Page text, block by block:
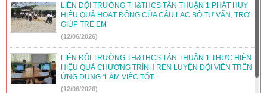
LIÊN ĐỘI TRƯỜNG TH&THCS TÂN THUẬN 1 PHÁT HUY
HIỆU QUẢ HOẠT ĐỘNG CỦA CÂU LẠC BỘ TƯ VẤN, TRỢ
GIÚP TRẺ EM
(12/06/2026)
LIÊN ĐỘI TRƯỜNG TH&THCS TÂN THUẬN 1 THỰC HIỆN
HIỆU QUẢ CHƯƠNG TRÌNH RÈN LUYỆN ĐỘI VIÊN TRÊN
ỨNG DỤNG “LÀM VIỆC TỐT
(12/06/2026)